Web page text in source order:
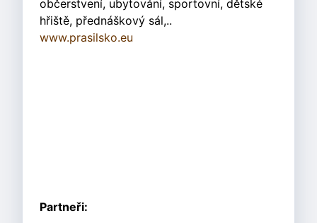
občerstvení, ubytování, sportovní, dětské
hřiště, přednáškový sál,..
www.prasilsko.eu
Partneři: